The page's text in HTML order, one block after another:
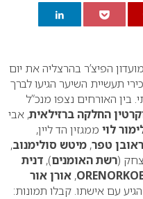
הפיצ’ר בהרצליה את יום
בכירי תעשיית השיער הגיעו לברך
בין האורחים נצפו מנכ”ל
החלקה ברזילאית, אבי
לוי ממגזין הד ליין,
ראובן טפר, מיטש סולימנוב,
(רשת האומנים), דנית
, אורן אור
עם אישתו. קבלו תמונות: